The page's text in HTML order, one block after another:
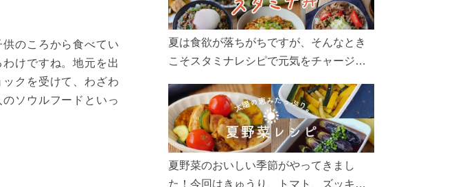
のころから食べてい
けですね。地元を出
クを受けて、わざわ
ソウルフードといっ
ぜひお楽しみください。
夏は食欲が落ちがちですが、そんなとき
こそスタミナレシピで元気をチャージ！
リ食べて、夏バテを吹き飛ばしましょ
う！
夏野菜のおいしい季節がやってきまし
た！今回はきゅうり、トマト、ズッキー